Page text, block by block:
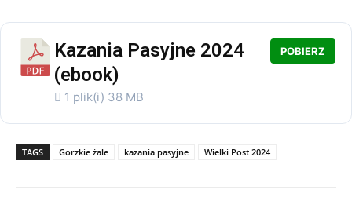
Kazania Pasyjne 2024
(ebook)
1 plik(i) 38 MB
POBIERZ
TAGS Gorzkie żale kazania pasyjne Wielki Post 2024